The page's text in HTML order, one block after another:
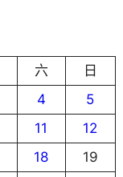
六
日
4
5
11
12
18
19